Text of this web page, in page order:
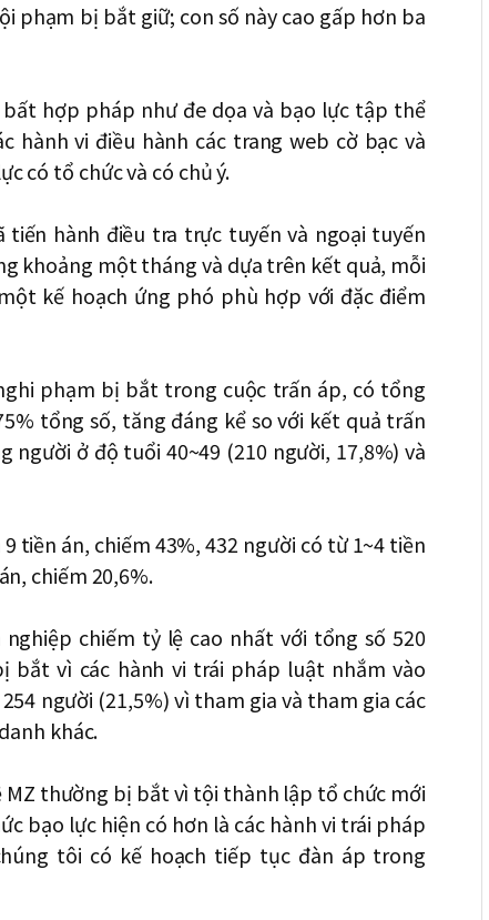
phạm bị bắt giữ; con số này cao gấp hơn ba
hợp pháp như đe dọa và bạo lực tập thể
hành vi điều hành các trang web cờ bạc và
có tổ chức và có chủ ý.
tiến hành điều tra trực tuyến và ngoại tuyến
khoảng một tháng và dựa trên kết quả, mỗi
kế hoạch ứng phó phù hợp với đặc điểm
phạm bị bắt trong cuộc trấn áp, có tổng
tổng số, tăng đáng kể so với kết quả trấn
ở độ tuổi 40~49 (210 người, 17,8%) và
tiền án, chiếm 43%, 432 người có từ 1~4 tiền
chiếm 20,6%.
chiếm tỷ lệ cao nhất với tổng số 520
bắt vì các hành vi trái pháp luật nhắm vào
người (21,5%) vì tham gia và tham gia các
khác.
MZ thường bị bắt vì tội thành lập tổ chức mới
bạo lực hiện có hơn là các hành vi trái pháp
tôi có kế hoạch tiếp tục đàn áp trong